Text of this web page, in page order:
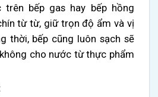
trên bếp gas hay bếp hồng
từ từ, giữ trọn độ ẩm và vị
thời, bếp cũng luôn sạch sẽ
cho nước từ thực phẩm